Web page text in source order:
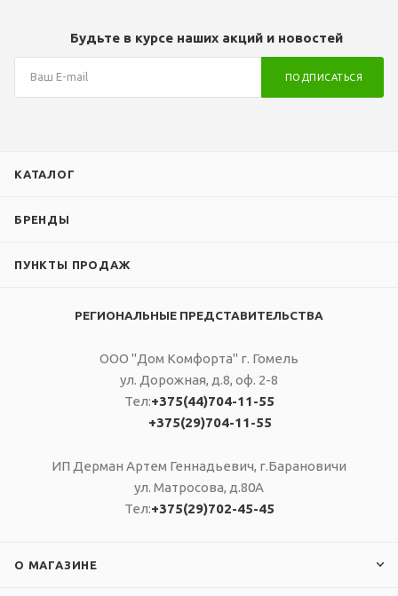
2279 мм
10-14 недель
напряжение
Будьте в курсе наших акций и новостей
ПОДПИСАТЬСЯ
КАТАЛОГ
БРЕНДЫ
ПУНКТЫ ПРОДАЖ
РЕГИОНАЛЬНЫЕ ПРЕДСТАВИТЕЛЬСТВА
ООО "Дом Комфорта" г. Гомель
ул. Дорожная, д.8, оф. 2-8
Тел:+375(44)704-11-55
+375(29)704-11-55
ИП Дерман Артем Геннадьевич, г.Барановичи
ул. Матросова, д.80А
Тел:+375(29)702-45-45
О МАГАЗИНЕ